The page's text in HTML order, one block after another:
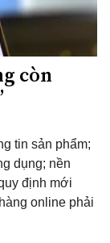
còn
tin sản phẩm;
dụng; nền
định mới
online phải